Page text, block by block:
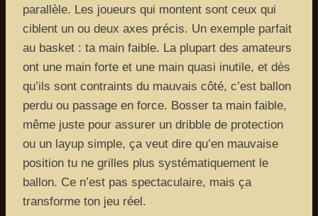
parallèle. Les joueurs qui montent sont ceux qui
ciblent un ou deux axes précis. Un exemple parfait
au basket : ta main faible. La plupart des amateurs
ont une main forte et une main quasi inutile, et dès
qu’ils sont contraints du mauvais côté, c’est ballon
perdu ou passage en force. Bosser ta main faible,
même juste pour assurer un dribble de protection
ou un layup simple, ça veut dire qu’en mauvaise
position tu ne grilles plus systématiquement le
ballon. Ce n’est pas spectaculaire, mais ça
transforme ton jeu réel.